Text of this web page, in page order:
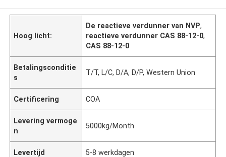
Hoog licht:
De reactieve verdunner van NVP,
reactieve verdunner CAS 88-12-0,
CAS 88-12-0
Betalingsconditie
s
T/T, L/C, D/A, D/P, Western Union
Certificering COA
Levering vermoge
n
5000kg/Month
Levertijd 5-8 werkdagen